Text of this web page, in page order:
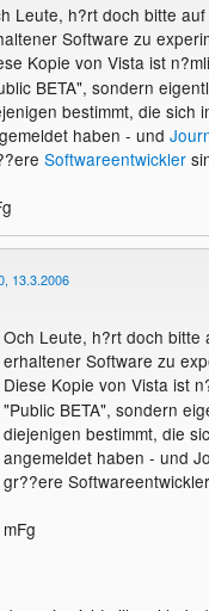
Leute, h?rt doch bitte auf
Software zu
Kopie von Vista ist
BETA", sondern
bestimmt, die sich
haben - und
Softwareentwickler
13.3.2006
Och Leute, h?rt doch bitte
erhaltener Software zu
Diese Kopie von Vista ist
"Public BETA", sondern
diejenigen bestimmt, die
angemeldet haben - und
gr??ere
mFg